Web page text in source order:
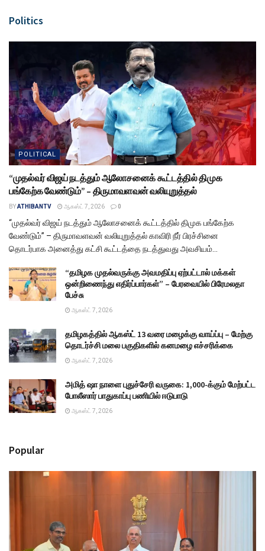
Politics
POLITICAL
“முதல்வர் விஜய் நடத்தும் ஆலோசனைக் கூட்டத்தில் திமுக
பங்கேற்க வேண்டும்” – திருமாவளவன் வலியுறுத்தல்
BYATHIBANTV ஆகஸ்ட் 7, 2026 0
“முதல்வர் விஜய் நடத்தும் ஆலோசனைக் கூட்டத்தில் திமுக பங்கேற்க
வேண்டும்” – திருமாவளவன் வலியுறுத்தல் காவிரி நீர் பிரச்சினை
தொடர்பாக அனைத்து கட்சி கூட்டத்தை நடத்துவது அவசியம்...
“தமிழக முதல்வருக்கு அவமதிப்பு ஏற்பட்டால் மக்கள்
ஒன்றிணைந்து எதிர்ப்பார்கள்” – பேரவையில் பிரேமலதா
பேச்சு
ஆகஸ்ட் 7, 2026
தமிழகத்தில் ஆகஸ்ட் 13 வரை மழைக்கு வாய்ப்பு – மேற்கு
தொடர்ச்சி மலை பகுதிகளில் கனமழை எச்சரிக்கை
ஆகஸ்ட் 7, 2026
அமித் ஷா நாளை புதுச்சேரி வருகை: 1,000-க்கும் மேற்பட்ட
போலீஸார் பாதுகாப்பு பணியில் ஈடுபாடு
ஆகஸ்ட் 7, 2026
Popular